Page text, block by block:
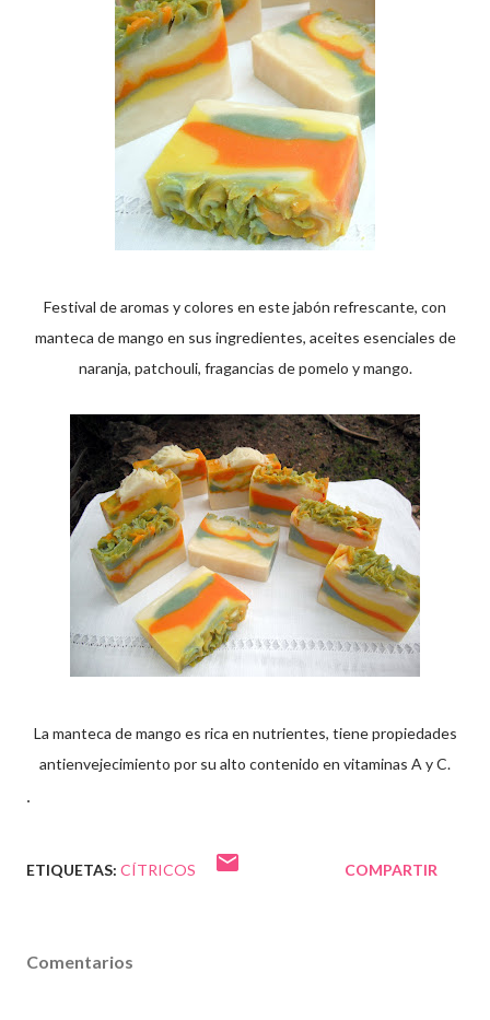
Festival de aromas y colores en este jabón refrescante, con
manteca de mango en sus ingredientes, aceites esenciales de
naranja, patchouli, fragancias de pomelo y mango.
La manteca de mango es rica en nutrientes, tiene propiedades
antienvejecimiento por su alto contenido en vitaminas A y C.
.
ETIQUETAS: CÍTRICOS COMPARTIR
Comentarios